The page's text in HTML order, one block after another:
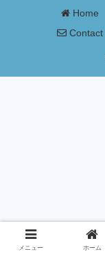
Home
Contact
メニュー ホーム